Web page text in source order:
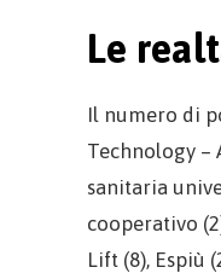
Le
Il numero di
Technology –
sanitaria
cooperativo
Lift (8), Espiù